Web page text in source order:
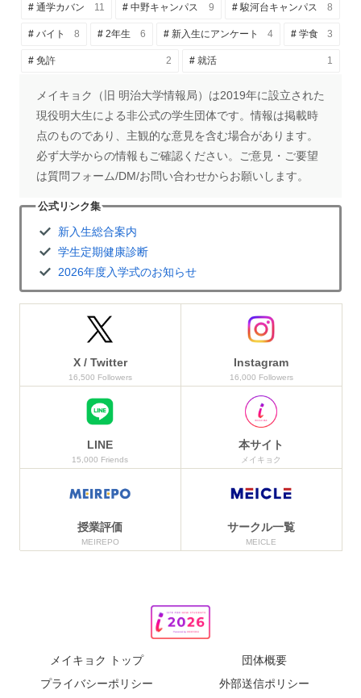
通学カバン 11 中野キャンパス 9 駿河台キャンパス 8
バイト 8 2年生 6 新入生にアンケート 4 学食 3
免許 2 就活 1
メイキョク（旧 明治大学情報局）は2019年に設立された
現役明大生による非公式の学生団体です。情報は掲載時
点のものであり、主観的な意見を含む場合があります。
必ず大学からの情報もご確認ください。ご意見・ご要望
は質問フォーム/DM/お問い合わせからお願いします。
公式リンク集
新入生総合案内
学生定期健康診断
2026年度入学式のお知らせ
X / Twitter
16,500 Followers
Instagram
16,000 Followers
LINE
15,000 Friends
本サイト
メイキョク
授業評価
MEIREPO
サークル一覧
MEICLE
メイキョク トップ
団体概要
プライバシーポリシー
外部送信ポリシー